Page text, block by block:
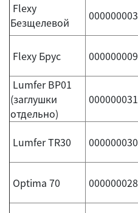
Flexy
Безщелевой
000000003
Flexy Брус 000000009
Lumfer BP01
(заглушки
отдельно)
000000031
Lumfer TR30 000000030
Optima 70 000000028